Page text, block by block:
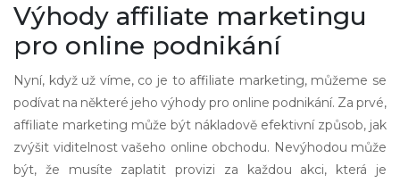
Výhody affiliate marketingu
pro online podnikání
Nyní, když už víme, co je to affiliate marketing, můžeme se
podívat na některé jeho výhody pro online podnikání. Za prvé,
affiliate marketing může být nákladově efektivní způsob, jak
zvýšit viditelnost vašeho online obchodu. Nevýhodou může
být, že musíte zaplatit provizi za každou akci, která je